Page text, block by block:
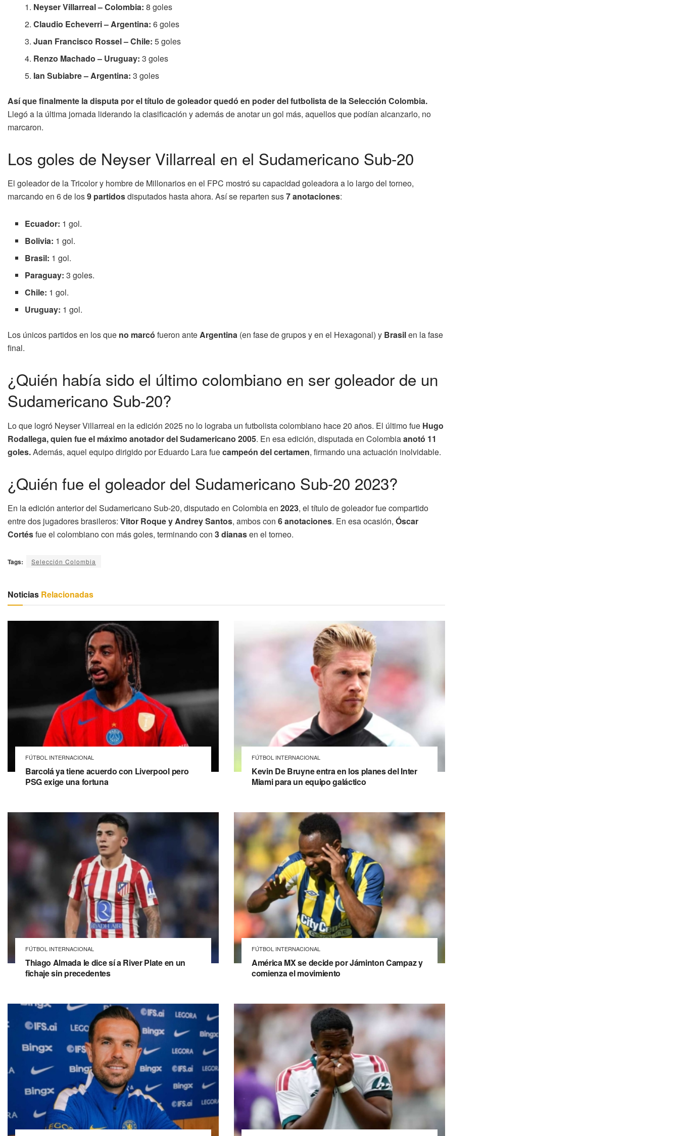
Neyser Villarreal – Colombia: 8 goles
Claudio Echeverri – Argentina: 6 goles
Juan Francisco Rossel – Chile: 5 goles
Renzo Machado – Uruguay: 3 goles
Ian Subiabre – Argentina: 3 goles
Así que finalmente la disputa por el título de goleador quedó en poder del futbolista de la Selección Colombia.
Llegó a la última jornada liderando la clasificación y además de anotar un gol más, aquellos que podían alcanzarlo, no
marcaron.
Los goles de Neyser Villarreal en el Sudamericano Sub-20
El goleador de la Tricolor y hombre de Millonarios en el FPC mostró su capacidad goleadora a lo largo del torneo,
marcando en 6 de los9 partidosdisputados hasta ahora. Así se reparten sus7 anotaciones:
Ecuador: 1 gol.
Bolivia: 1 gol.
Brasil: 1 gol.
Paraguay: 3 goles.
Chile: 1 gol.
Uruguay: 1 gol.
Los únicos partidos en los que no marcó fueron anteArgentina (en fase de grupos y en el Hexagonal) y Brasilen la fase
final.
¿Quién había sido el último colombiano en ser goleador de un
Sudamericano Sub-20?
Lo que logró Neyser Villarreal en la edición 2025 no lo lograba un futbolista colombiano hace 20 años. El último fue Hugo
Rodallega, quien fue el máximo anotador del Sudamericano 2005. En esa edición, disputada en Colombiaanotó 11
goles.Además, aquel equipo dirigido por Eduardo Lara fuecampeón del certamen, firmando una actuación inolvidable.
¿Quién fue el goleador del Sudamericano Sub-20 2023?
En la edición anterior del Sudamericano Sub-20, disputado en Colombia en 2023, el título de goleador fue compartido
entre dos jugadores brasileros: Vitor Roque y Andrey Santos, ambos con 6 anotaciones. En esa ocasión, Óscar
Cortésfue el colombiano con más goles, terminando con 3 dianasen el torneo.
Tags: Selección Colombia
Noticias Relacionadas
FÚTBOL INTERNACIONAL
Barcolá ya tiene acuerdo con Liverpool pero
PSG exige una fortuna
FÚTBOL INTERNACIONAL
Kevin De Bruyne entra en los planes del Inter
Miami para un equipo galáctico
FÚTBOL INTERNACIONAL
Thiago Almada le dice sí a River Plate en un
fichaje sin precedentes
FÚTBOL INTERNACIONAL
América MX se decide por Jáminton Campaz y
comienza el movimiento